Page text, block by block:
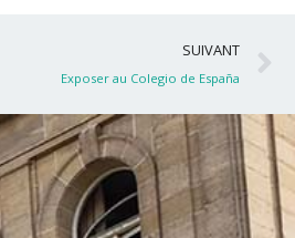
SUIVANT
Exposer au Colegio de España